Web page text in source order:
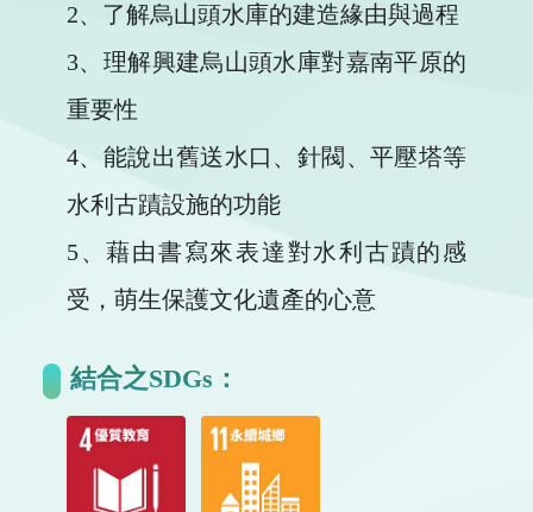
2、了解烏山頭水庫的建造緣由與過程
3、理解興建烏山頭水庫對嘉南平原的
重要性
4、能說出舊送水口、針閥、平壓塔等
水利古蹟設施的功能
5、藉由書寫來表達對水利古蹟的感
受，萌生保護文化遺產的心意
結合之SDGs：